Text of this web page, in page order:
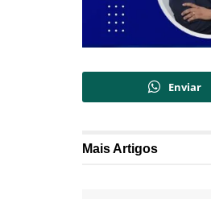
Enviar
MaisArtigos